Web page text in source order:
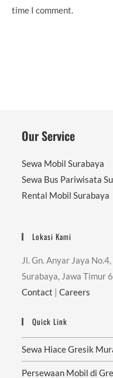
time I comment.
Our Service
Sewa Mobil Surabaya
Sewa Bus Pariwisata
Rental Mobil Surabaya
Lokasi Kami
Jl. Gn. Anyar Jaya
Surabaya, Jawa Timur
Contact |Careers
Quick Link
Sewa Hiace Gresik
Persewaan Mobil di